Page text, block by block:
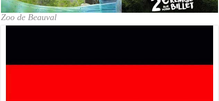
Zoo de Beauval